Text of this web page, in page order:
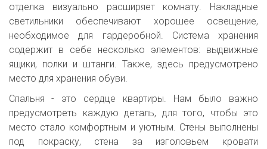
отделка визуально расширяет комнату. Накладные
светильники обеспечивают хорошее освещение,
необходимое для гардеробной. Система хранения
содержит в себе несколько элементов: выдвижные
ящики, полки и штанги. Также, здесь предусмотрено
место для хранения обуви.
Спальня - это сердце квартиры. Нам было важно
предусмотреть каждую деталь, для того, чтобы это
место стало комфортным и уютным. Стены выполнены
под покраску, стена за изголовьем кровати